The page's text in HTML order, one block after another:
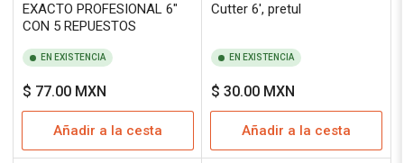
EXACTO PROFESIONAL 6"
CON 5 REPUESTOS
EN EXISTENCIA
Precio
regular
$ 77.00 MXN
Añadir a la cesta
Cutter 6', pretul
EN EXISTENCIA
Precio
regular
$ 30.00 MXN
Añadir a la cesta